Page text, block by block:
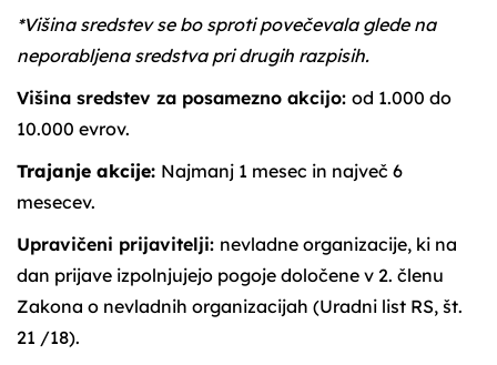
*Višina sredstev se bo sproti povečevala glede na
neporabljena sredstva pri drugih razpisih.
Višina sredstev za posamezno akcijo: od 1.000 do
10.000 evrov.
Trajanje akcije: Najmanj 1 mesec in največ 6
mesecev.
Upravičeni prijavitelji: nevladne organizacije, ki na
dan prijave izpolnjujejo pogoje določene v 2. členu
Zakona o nevladnih organizacijah (Uradni list RS, št.
21 /18).